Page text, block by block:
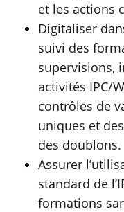
et les actions
Digitaliser
suivi des
supervisions,
activités IPC/
contrôles de
uniques et
des doublons.
Assurer
standard de
formations